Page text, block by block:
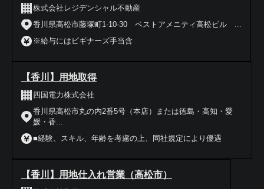
株式会社レジデンシャル不動産
香川県高松市藤塚町1-10-30 ベストアメニティ高松ビル ...
※給与にはビギナーズ手当含
【香川】用地取得
四国電力株式会社
香川県高松市丸の内2番5号（本店）または徳島・高知・愛
媛・香...
■経験、スキル、年齢を考慮の上、同社規定により優遇
【香川】用地仕入れ営業（高松市）